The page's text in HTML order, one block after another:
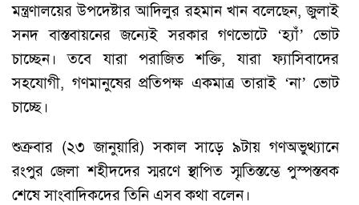
মন্ত্রণালয়ের উপদেষ্টার আদিলুর রহমান খান বলেছেন, জুলাই
সনদ বাস্তবায়নের জন্যেই সরকার গণভোটে ‘হ্যাঁ’ ভোট
চাচ্ছেন। তবে যারা পরাজিত শক্তি, যারা ফ্যাসিবাদের
সহযোগী, গণমানুষের প্রতিপক্ষ একমাত্র তারাই ‘না’ ভোট
চাচ্ছে।
শুক্রবার (২৩ জানুয়ারি) সকাল সাড়ে ৯টায় গণঅভুত্থ্যানে
রংপুর জেলা শহীদদের স্মরণে স্থাপিত স্মৃতিস্তম্ভে পুস্পস্তবক
শেষে সাংবাদিকদের তিনি এসব কথা বলেন।